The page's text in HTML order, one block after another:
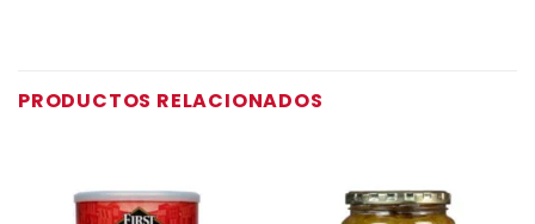
PRODUCTOS RELACIONADOS